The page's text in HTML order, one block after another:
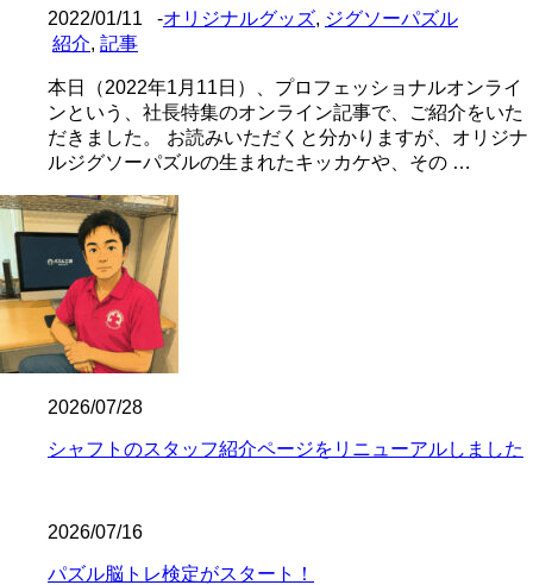
2022/01/11 -オリジナルグッズ, ジグソーパズル
紹介, 記事
本日（2022年1月11日）、プロフェッショナルオンライ
ンという、社長特集のオンライン記事で、ご紹介をいた
だきました。 お読みいただくと分かりますが、オリジナ
ルジグソーパズルの生まれたキッカケや、その …
2026/07/28
シャフトのスタッフ紹介ページをリニューアルしました
2026/07/16
パズル脳トレ検定がスタート！